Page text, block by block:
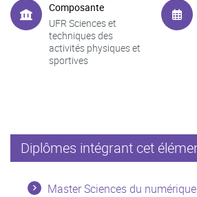
Composante
UFR Sciences et
techniques des
activités physiques et
sportives
Diplômes intégrant cet
Master Sciences du